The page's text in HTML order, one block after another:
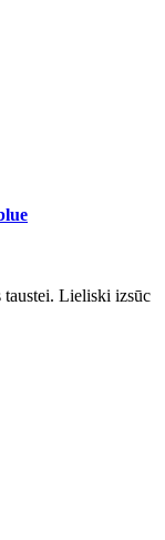
Lieliski izsūc